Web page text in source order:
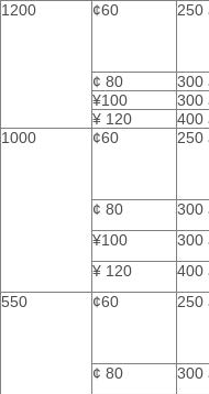
1200 ¢60 250
¢ 80
300
¥100
300
¥ 120
400
1000 ¢60 250
¢ 80
300
¥100
300
¥ 120
400
550 ¢60 250
¢ 80
300